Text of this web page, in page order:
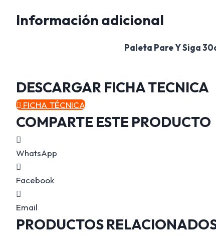
Información adicional
Paleta Pare Y Siga
DESCARGAR FICHA TECNICA
FICHA TÉCNICA
COMPARTE ESTE PRODUCTO
WhatsApp
Facebook
Email
PRODUCTOS